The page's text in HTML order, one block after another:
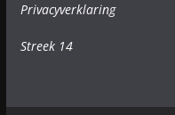
Privacyverklaring
Streek 14